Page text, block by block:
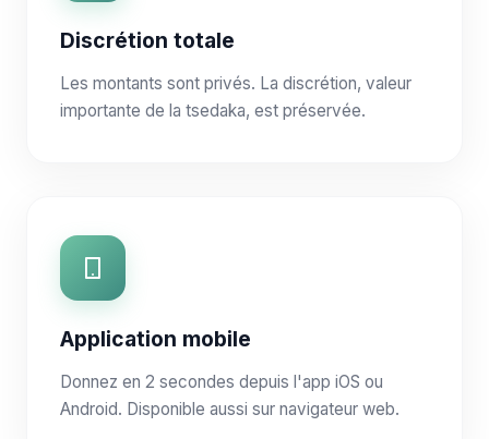
Discrétion totale
Les montants sont privés. La discrétion, valeur
importante de la tsedaka, est préservée.
Application mobile
Donnez en 2 secondes depuis l'app iOS ou
Android. Disponible aussi sur navigateur web.